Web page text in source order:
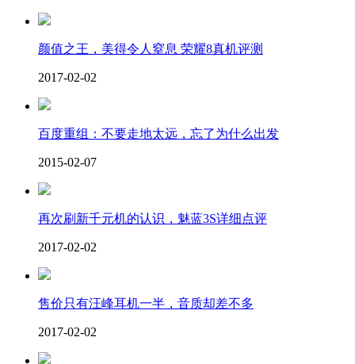
颜值之王，美得令人窒息 荣耀8真机评测
2017-02-02
百度重组：不要走地太远，忘了为什么出发
2015-02-07
再次刷新千元机的认识，魅蓝3S详细点评
2017-02-02
售价只有汪峰耳机一半，音质却差不多
2017-02-02